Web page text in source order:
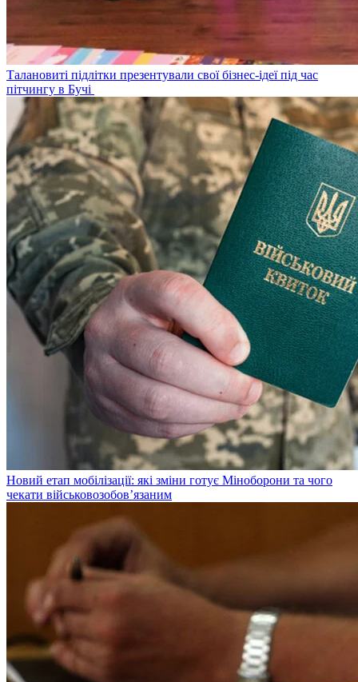
Талановиті підлітки презентували свої бізнес-ідеї під час
пітчингу в Бучі
Новий етап мобілізації: які зміни готує Міноборони та чого
чекати військовозобов’язаним